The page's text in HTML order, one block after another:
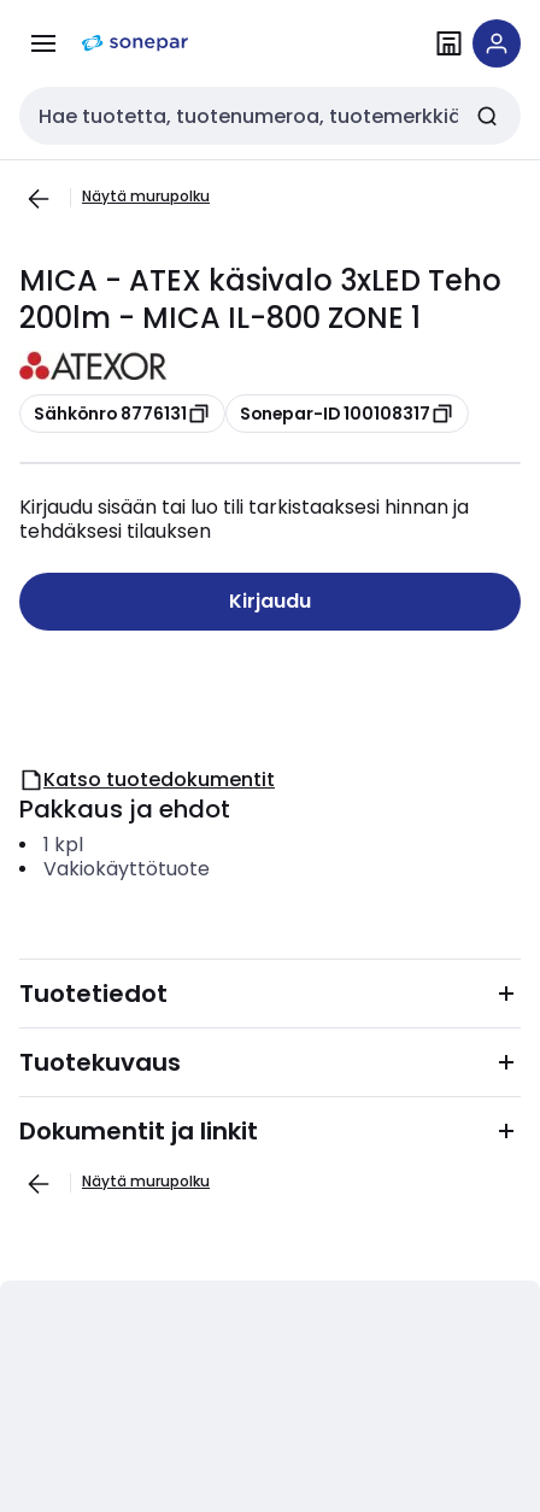
navigointiinsisältöön
Haku
Näytä murupolku
MICA - ATEX käsivalo 3xLED Teho
200lm - MICA IL-800 ZONE 1
Kopioi
Sähkönro 8776131 Kopioi
Sonepar-ID 100108317
Kirjaudu sisään tai luo tili tarkistaaksesi hinnan ja
tehdäksesi tilauksen
Kirjaudu
Katso tuotedokumentit
Pakkaus ja ehdot
1 kpl
Vakiokäyttötuote
Tuotetiedot
Tuotekuvaus
Dokumentit ja linkit
Näytä murupolku